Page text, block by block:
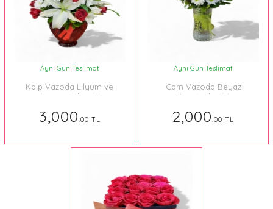
Aynı Gün Teslimat
Kalp Vazoda Lilyum ve
Kırmızı Güller 06
3,000.00 TL
Aynı Gün Teslimat
Cam Vazoda Beyaz
Papatyalar 04
2,000.00 TL